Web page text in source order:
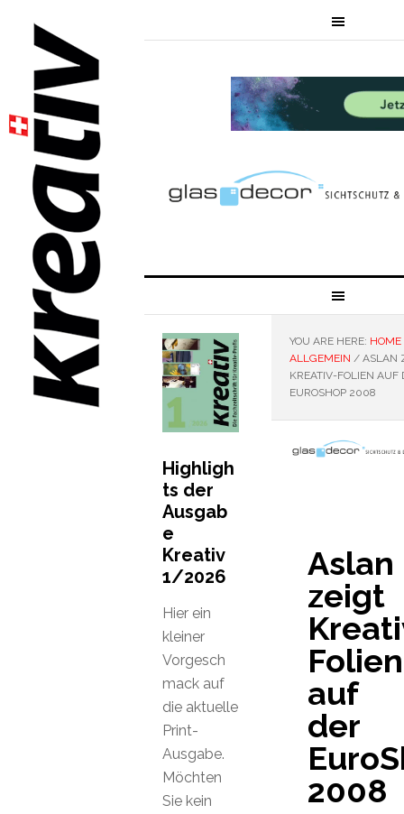
YOU ARE HERE: HOME
ALLGEMEIN /ASLAN
KREATIV-FOLIEN AUF
EUROSHOP 2008
Aslan
zeigt
Folien
auf
der
2008
Highligh
ts der
Ausgab
e
Kreativ
1/2026
Hier ein
kleiner
Vorgesch
mack auf
die aktuelle
Print-
Ausgabe.
Möchten
Sie kein